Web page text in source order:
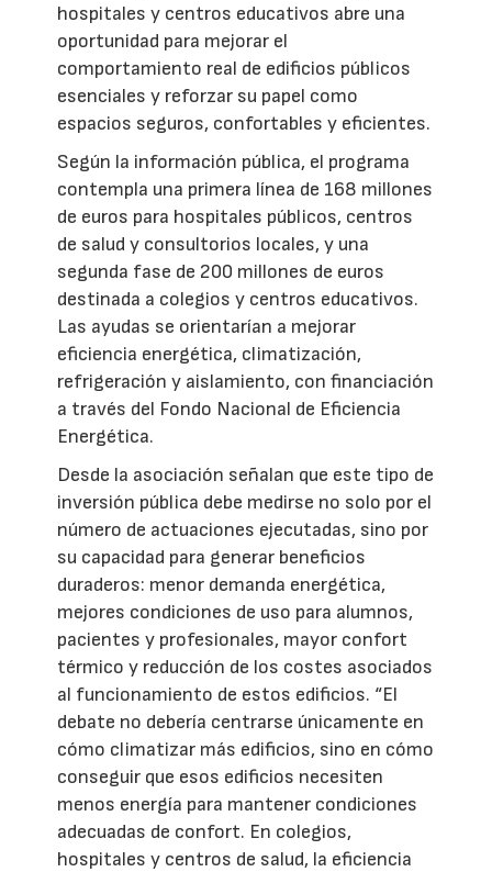
hospitales y centros educativos abre una
oportunidad para mejorar el
comportamiento real de edificios públicos
esenciales y reforzar su papel como
espacios seguros, confortables y eficientes.
Según la información pública, el programa
contempla una primera línea de 168 millones
de euros para hospitales públicos, centros
de salud y consultorios locales, y una
segunda fase de 200 millones de euros
destinada a colegios y centros educativos.
Las ayudas se orientarían a mejorar
eficiencia energética, climatización,
refrigeración y aislamiento, con financiación
a través del Fondo Nacional de Eficiencia
Energética.
Desde la asociación señalan que este tipo de
inversión pública debe medirse no solo por el
número de actuaciones ejecutadas, sino por
su capacidad para generar beneficios
duraderos: menor demanda energética,
mejores condiciones de uso para alumnos,
pacientes y profesionales, mayor confort
térmico y reducción de los costes asociados
al funcionamiento de estos edificios. “El
debate no debería centrarse únicamente en
cómo climatizar más edificios, sino en cómo
conseguir que esos edificios necesiten
menos energía para mantener condiciones
adecuadas de confort. En colegios,
hospitales y centros de salud, la eficiencia